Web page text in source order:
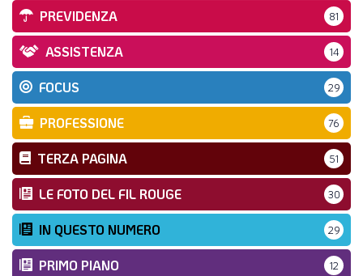
PREVIDENZA 81
ASSISTENZA 14
FOCUS 29
PROFESSIONE 76
TERZA PAGINA 51
LE FOTO DEL FIL ROUGE 30
IN QUESTO NUMERO 29
PRIMO PIANO 12